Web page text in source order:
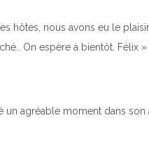
hôtes, nous avons eu le
On espère à bientôt. Félix »
un agréable moment dans